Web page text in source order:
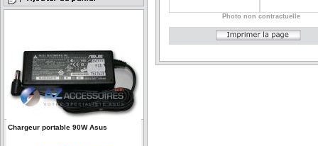
Chargeur portable 90W Asus
Photo non contractuelle